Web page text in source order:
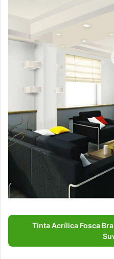
Tinta Acrílica Fosca